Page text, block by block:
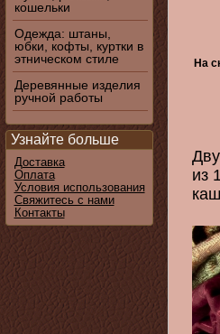
На
из
кошельки
Одежда: штаны,
юбки, кофты, куртки в
этническом стиле
Деревянные изделия
ручной работы
Узнайте больше
Доставка
Оплата
Условия использования
Свяжитесь с нами
Контакты